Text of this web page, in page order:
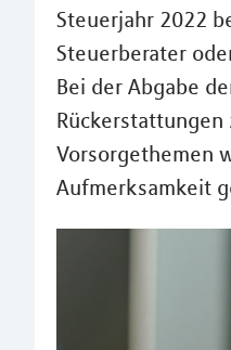
Steuerjahr 2022
Steuerberater
Bei der Abgabe
Vorsorgethemen
Aufmerksamkeit